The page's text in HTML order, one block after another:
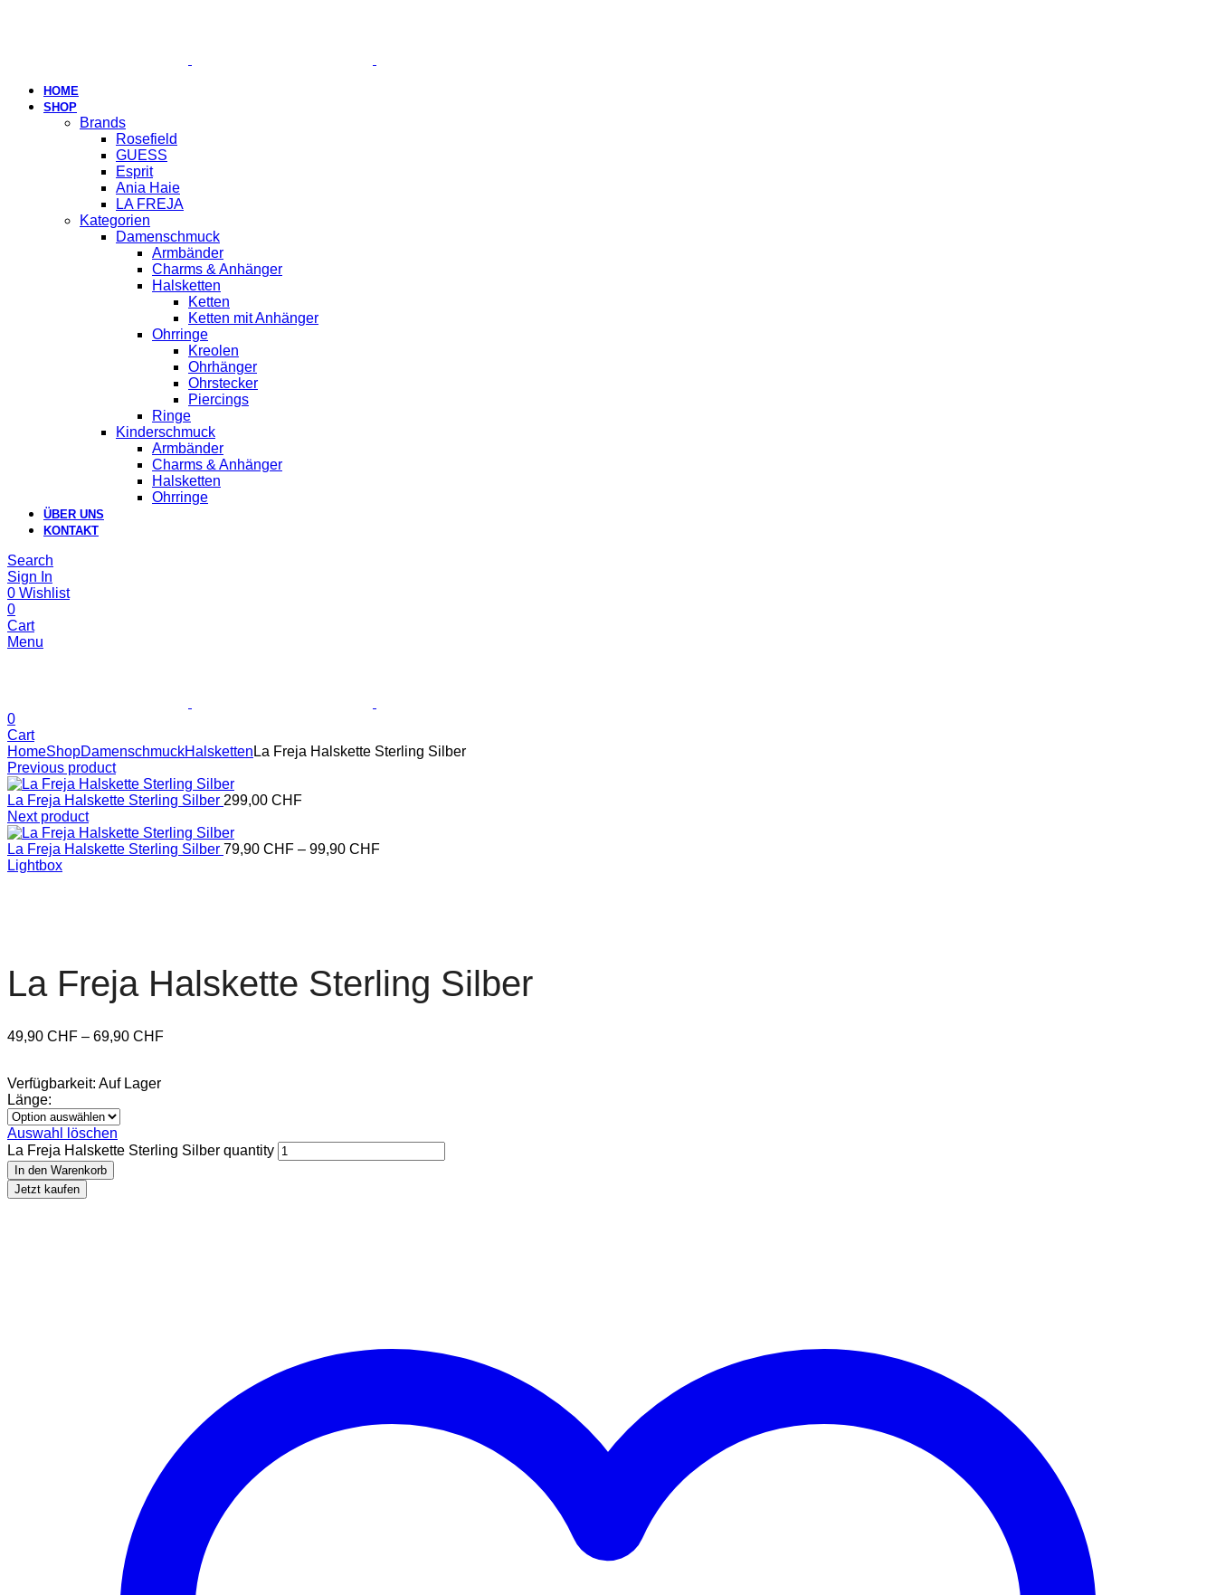
HOME
SHOP
Brands
Rosefield
GUESS
Esprit
Ania Haie
LA FREJA
Kategorien
Damenschmuck
Armbänder
Charms & Anhänger
Halsketten
Ketten
Ketten mit Anhänger
Ohrringe
Kreolen
Ohrhänger
Ohrstecker
Piercings
Ringe
Kinderschmuck
Armbänder
Charms & Anhänger
Halsketten
Ohrringe
ÜBER UNS
KONTAKT
Search
Sign In
0 Wishlist
0
Cart
Menu
0
Cart
HomeShopDamenschmuckHalsketten La Freja Halskette Sterling Silber
Previous product
La Freja Halskette Sterling Silber 299,00 CHF
Next product
La Freja Halskette Sterling Silber 79,90 CHF – 99,90 CHF
Lightbox
La Freja Halskette Sterling Silber
49,90 CHF – 69,90 CHF
Verfügbarkeit: Auf Lager
Länge:
Auswahl löschen
La Freja Halskette Sterling Silber quantity
In den Warenkorb
Jetzt kaufen